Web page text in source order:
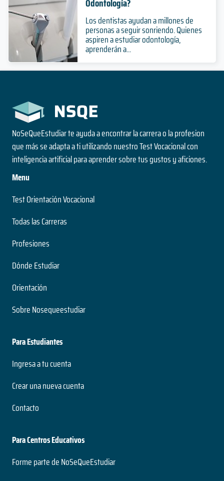
Los dentistas ayudan a millones de
personas a seguir sonriendo. Quienes
aspiren a estudiar odontología,
aprenderán a...
NoSeQueEstudiar te ayuda a encontrar la carrera o la profesion
que más se adapta a ti utilizando nuestro Test Vocacional con
inteligencia artificial para aprender sobre tus gustos y aficiones.
Menu
Test Orientación Vocacional
Todas las Carreras
Profesiones
Dónde Estudiar
Orientación
Sobre Nosequeestudiar
Para Estudiantes
Ingresa a tu cuenta
Crear una nueva cuenta
Contacto
Para Centros Educativos
Forme parte de NoSeQueEstudiar